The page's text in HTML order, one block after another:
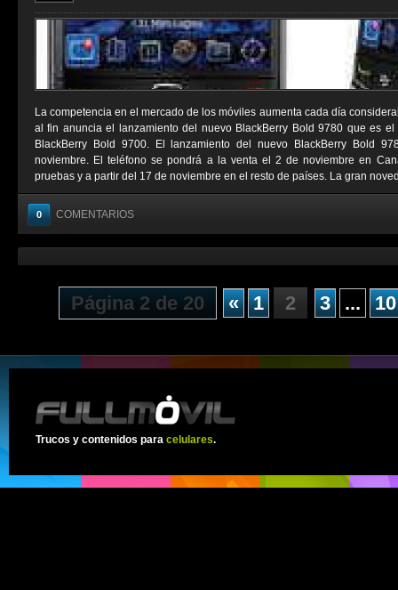
La competencia en el mercado de los móviles aumenta cada día
al fin anuncia el lanzamiento del nuevo BlackBerry Bold 9780 que es
BlackBerry Bold 9700. El lanzamiento del nuevo BlackBerry Bold
noviembre. El teléfono se pondrá a la venta el 2 de noviembre en
pruebas y a partir del 17 de noviembre en el resto de países. La gran
0 COMENTARIOS
Página 2 de 20 « 1 2 3 ... 10
Trucos y contenidos para celulares.